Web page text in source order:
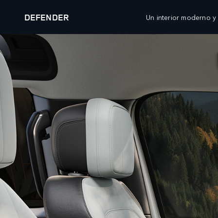
DEFENDER
DEFENDER Un interior moderno
MODELOS
RANGE ROVER
RANGE ROVER SPORT
RANGE ROVER VELAR
RANGE ROVER EVOQUE
PROPIETARIOS
DESCRIPCIÓN GENERAL
SERVICIO
MANTENIMIENTO
ACCESORIOS